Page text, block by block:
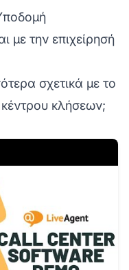
με την επιχείρησή
σχετικά με το
κέντρου κλήσεων;